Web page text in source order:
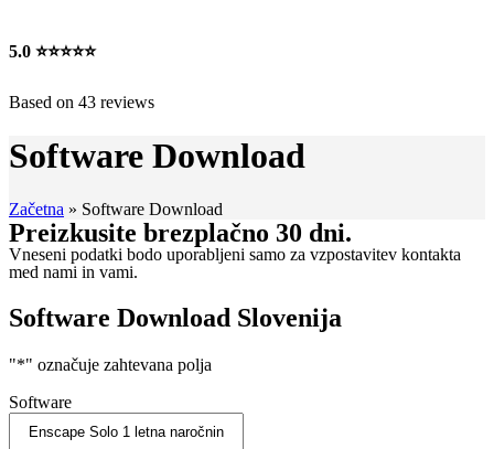
5.0 ⭐⭐⭐⭐⭐
Based on 43 reviews
Software Download
Začetna » Software Download
Preizkusite brezplačno 30 dni.
Vneseni podatki bodo uporabljeni samo za vzpostavitev kontakta
med nami in vami.
Software Download Slovenija
"*" označuje zahtevana polja
Software